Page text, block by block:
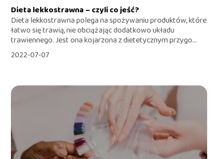
Dieta lekkostrawna – czyli co jeść?
Dieta lekkostrawna polega na spożywaniu produktów, które
łatwo się trawią, nie obciążając dodatkowo układu
trawiennego. Jest ona kojarzona z dietetycznym przygo...
2022-07-07